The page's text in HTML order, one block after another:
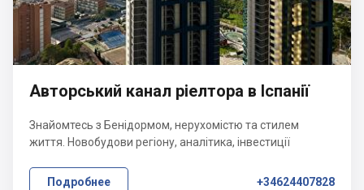
Авторський канал ріелтора в Іспанії
Знайомтесь з Бенідормом, нерухомістю та стилем
життя. Новобудови регіону, аналітика, інвестиції
Подробнее +34624407828